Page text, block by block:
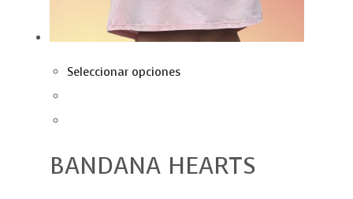
Seleccionar opciones
BANDANA HEARTS